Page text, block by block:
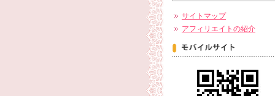
サイトマップ
アフィリエイトの紹介